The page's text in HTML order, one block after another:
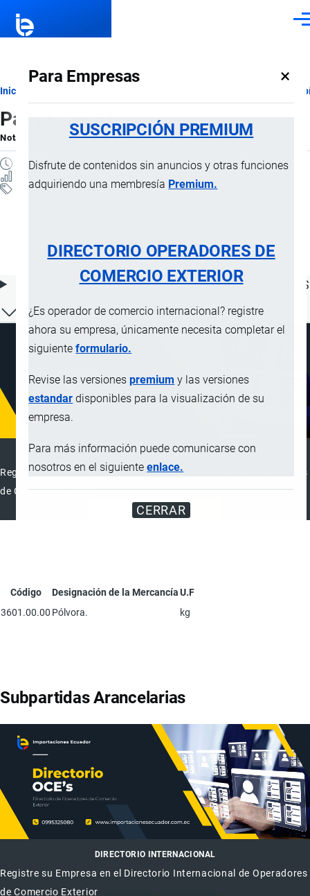
Para Empresas ×
SUSCRIPCIÓN PREMIUM
Disfrute de contenidos sin anuncios y otras funciones
adquiriendo una membresía Premium.
DIRECTORIO OPERADORES DE
COMERCIO EXTERIOR
¿Es operador de comercio internacional? registre
ahora su empresa, únicamente necesita completar el
siguienteformulario.
Revise las versionespremium y las versiones
estandar disponibles para la visualización de su
empresa.
Para más información puede comunicarse con
nosotros en el siguienteenlace.
CERRAR
Ruta
de
navegación
Inicio
Partida 36.01
Nota ExplicativaporImportaciones …, 18 Julio, 2024
2 MINUTOS
Notas Explicativas
36.01 Pólvora
ÍNDICE DE CONTENIDOS
DIRECTORIO INTERNACIONAL
Registre su Empresa en el Directorio Internacional de Operadores
de Comercio Exterior
REGISTRAR
ANUNCIAR
Código Designación de la MercancíaU.F
3601.00.00 Pólvora. kg
Subpartidas Arancelarias
DIRECTORIO INTERNACIONAL
Registre su Empresa en el Directorio Internacional de Operadores
de Comercio Exterior